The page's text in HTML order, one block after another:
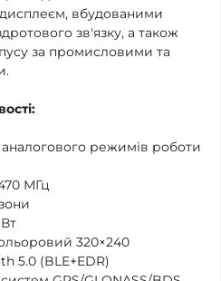
вбудованими
зв'язку, а також
за промисловими та
режимів роботи
МГц
320×240
5.0 (BLE+EDR)